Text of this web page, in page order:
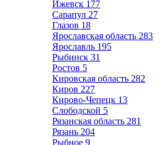
Ижевск 177
Сарапул 27
Глазов 18
Ярославская область 283
Ярославль 195
Рыбинск 31
Ростов 5
Кировская область 282
Киров 227
Кирово-Чепецк 13
Слободской 5
Рязанская область 281
Рязань 204
Рыбное 9